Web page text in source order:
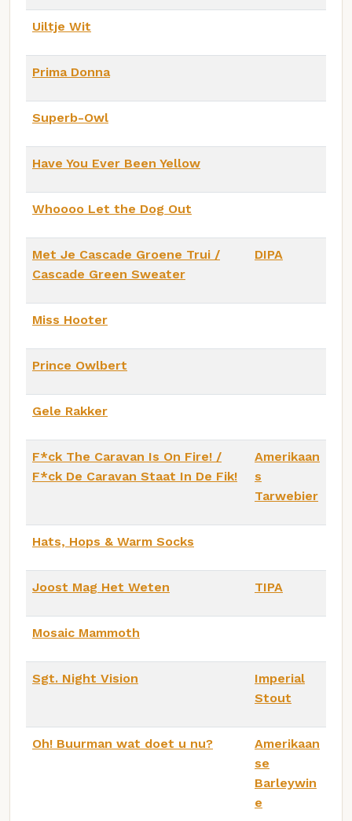
Uiltje Wit
Prima Donna
Superb-Owl
Have You Ever Been Yellow
Whoooo Let the Dog Out
Met Je Cascade Groene Trui /
Cascade Green Sweater
DIPA
Miss Hooter
Prince Owlbert
Gele Rakker
F*ck The Caravan Is On Fire! /
F*ck De Caravan Staat In De Fik!
Amerikaan
s
Tarwebier
Hats, Hops & Warm Socks
Joost Mag Het Weten TIPA
Mosaic Mammoth
Sgt. Night Vision
Imperial
Stout
Oh! Buurman wat doet u nu?
Amerikaan
se
Barleywin
e